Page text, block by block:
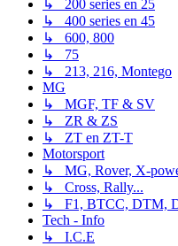
↳ 200 series en 25
↳ 400 series en 45
↳ 600, 800
↳ 75
↳ 213, 216, Montego
MG
↳ MGF, TF & SV
↳ ZR & ZS
↳ ZT en ZT-T
Motorsport
↳ MG, Rover, X-
↳ Cross, Rally...
↳ F1, BTCC, DTM,
Tech - Info
↳ I.C.E